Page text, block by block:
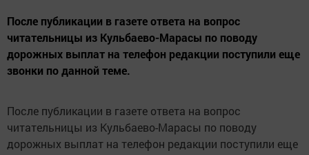
После публикации в газете ответа на вопрос
читательницы из Кульбаево-Марасы по поводу
дорожных выплат на телефон редакции поступили еще
звонки по данной теме.
После публикации в газете ответа на вопрос
читательницы из Кульбаево-Марасы по поводу
дорожных выплат на телефон редакции поступили еще